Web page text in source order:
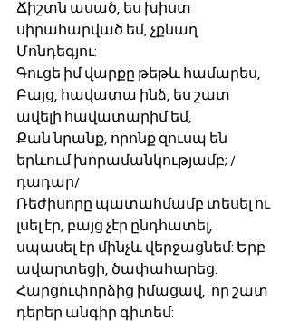
Ճիշտն ասած, ես խիստ
սիրահարված եմ, չքնաղ
Մոնդեգյու:
Գուցե իմ վարքը թեթև համարես,
Բայց, հավատա ինձ, ես շատ
ավելի հավատարիմ եմ,
Քան նրանք, որոնք զուսպ են
երևում խորամանկությամբ; /
դադար/
Ռեժիսորը պատահմամբ տեսել ու
լսել էր, բայց չէր ընդհատել,
սպասել էր մինչև վերջացնեմ: Երբ
ավարտեցի, ծափահարեց:
Հարցուփորձից իմացավ,  որ շատ
դերեր անգիր գիտեմ: